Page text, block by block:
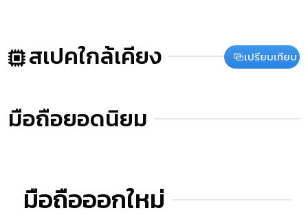
สเปคใกล้เคียง เปรียบเทียบ
มือถือยอดนิยม
มือถือออกใหม่